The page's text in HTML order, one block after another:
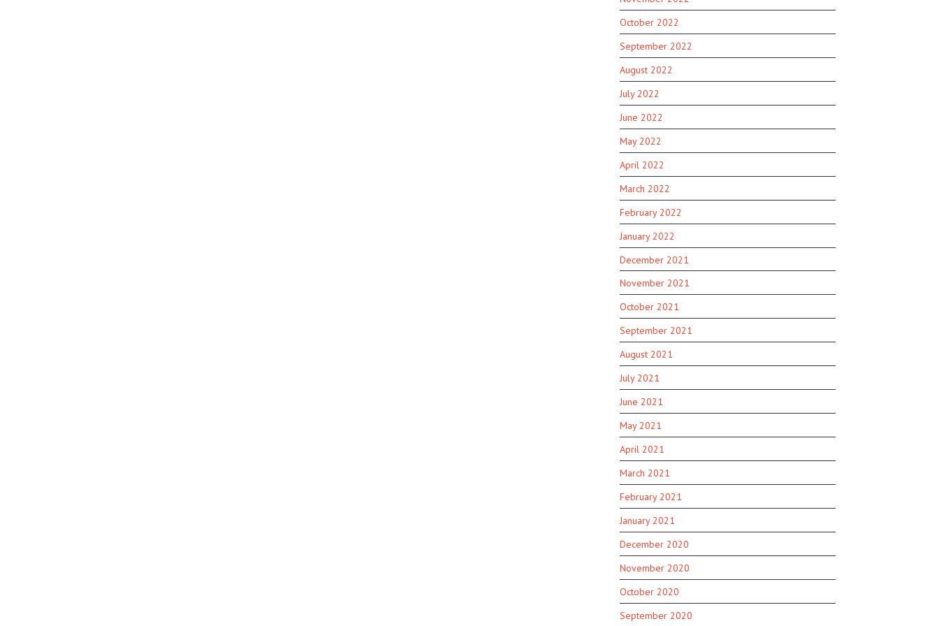
October 2022
September 2022
August 2022
July 2022
June 2022
May 2022
April 2022
March 2022
February 2022
January 2022
December 2021
November 2021
October 2021
September 2021
August 2021
July 2021
June 2021
May 2021
April 2021
March 2021
February 2021
January 2021
December 2020
November 2020
October 2020
September 2020